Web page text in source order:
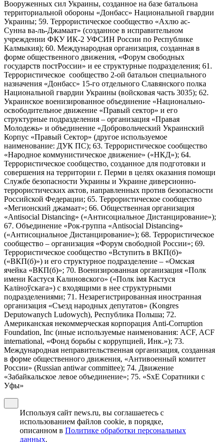
Вооруженных сил Украины, созданное на базе батальона
территориальной обороны «Донбасс» Национальной гвардии
Украины; 59. Террористическое сообщество «Ахлю ас-
Сунна ва-ль-Джамаат» (созданное в исправительном
учреждении ФКУ ИК-2 УФСИН России по Республике
Калмыкия); 60. Международная организация, созданная в
форме общественного движения, «Форум свободных
государств постРоссии» и ее структурные подразделения; 61.
Террористическое сообщество 2-ой батальон специального
назначения «Донбасс» 15-го отдельного Славянского полка
Национальной гвардии Украины (войсковая часть 3035); 62.
Украинское военизированное объединение «Национально-
освободительное движение «Правый сектор» и его
структурные подразделения – организация «Правая
Молодежь» и объединение «Добровольческий Украинский
Корпус «Правый Сектор» (другое используемое
наименование: ДУК ПС); 63. Террористическое сообщество
«Народное коммунистическое движение» («НКД»); 64.
Террористическое сообщество, созданное для подготовки и
совершения на территории г. Перми в целях оказания помощи
Службе безопасности Украины и Украине диверсионно-
террористических актов, направленных против безопасности
Российской Федерации; 65. Террористическое сообщество
«Мегионский джамаат»; 66. Общественная организация
«Antisocial Distancing» («Антисоциальное Дистанцирование»);
67. Объединение «Рок-группа «Antisocial Distancing»
(«Антисоциальное Дистанцирование»); 68. Террористическое
сообщество – организация «Форум свободной России»; 69.
Террористическое сообщество «Вступить в ВКП(б)»
(«ВКП(б)») и его структурное подразделение – «Омская
ячейка «ВКП(б)»; 70. Военизированная организация «Полк
имени Кастуся Калиновского» («Полк iмя Кастуся
Калiноўскага») с входящими в нее структурными
подразделениями; 71. Незарегистрированная иностранная
организация «Съезд народных депутатов» (Kongres
Deputowanych Ludowych), Республика Польша; 72.
Американская некоммерческая корпорация Anti-Corruption
Foundation, Inc (иные используемые наименования: ACF, ACF
international, «Фонд борьбы с коррупцией, Инк.»); 73.
Международная неправительственная организация, созданная
в форме общественного движения, «Антивоенный комитет
России» (Russian antiwar committee); 74. Движение
«Забайкальское левое объединение»; 75. «SxE Соратники с
Уфы»
Используя сайт news.ru, вы соглашаетесь с
использованием файлов cookie, в порядке,
описанном в Политике обработки персональных
данных.